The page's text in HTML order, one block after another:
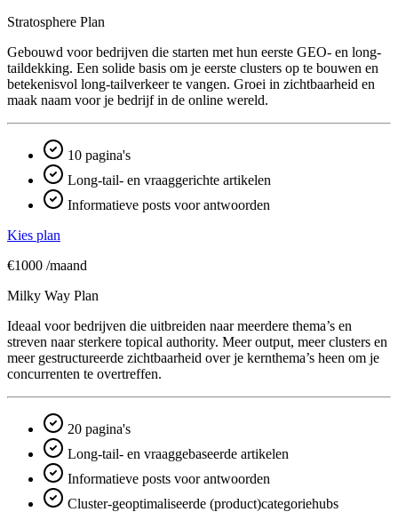
Stratosphere Plan
Gebouwd voor bedrijven die starten met hun eerste GEO- en long-
taildekking. Een solide basis om je eerste clusters op te bouwen en
betekenisvol long-tailverkeer te vangen. Groei in zichtbaarheid en
maak naam voor je bedrijf in de online wereld.
10 pagina's
Long-tail- en vraaggerichte artikelen
Informatieve posts voor antwoorden
Kies plan
€1000 /maand
Milky Way Plan
Ideaal voor bedrijven die uitbreiden naar meerdere thema’s en
streven naar sterkere topical authority. Meer output, meer clusters en
meer gestructureerde zichtbaarheid over je kern­thema’s heen om je
concurrenten te overtreffen.
20 pagina's
Long-tail- en vraaggebaseerde artikelen
Informatieve posts voor antwoorden
Cluster-geoptimaliseerde (product)categoriehubs